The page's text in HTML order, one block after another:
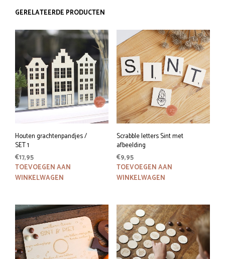
GERELATEERDE PRODUCTEN
Houten grachtenpandjes /
SET 1
€17,95
TOEVOEGEN AAN
WINKELWAGEN
Scrabble letters Sint met
afbeelding
€9,95
TOEVOEGEN AAN
WINKELWAGEN